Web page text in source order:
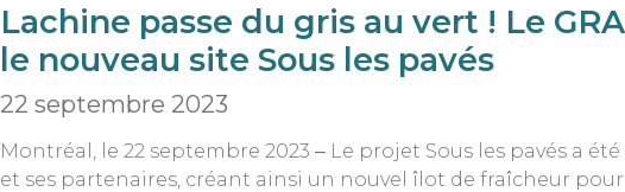
Lachine passe du gris au vert ! Le
le nouveau site Sous les pavés
22 septembre 2023
Montréal, le 22 septembre 2023 ‒ Le projet Sous les pavés a
et ses partenaires, créant ainsi un nouvel îlot de fraîcheur